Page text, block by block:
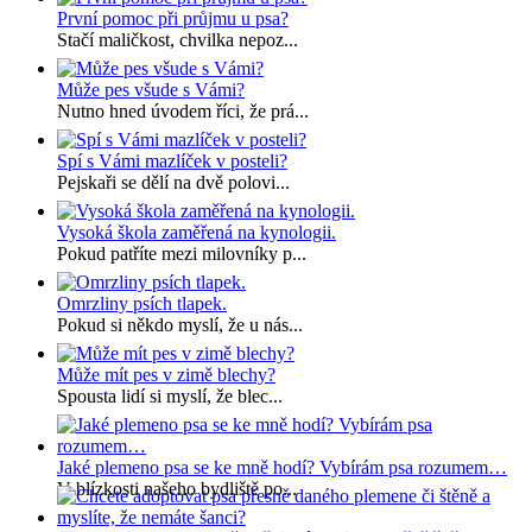
První pomoc při průjmu u psa?
Stačí maličkost, chvilka nepoz...
Může pes všude s Vámi?
Nutno hned úvodem říci, že prá...
Spí s Vámi mazlíček v posteli?
Pejskaři se dělí na dvě polovi...
Vysoká škola zaměřená na kynologii.
Pokud patříte mezi milovníky p...
Omrzliny psích tlapek.
Pokud si někdo myslí, že u nás...
Může mít pes v zimě blechy?
Spousta lidí si myslí, že blec...
Jaké plemeno psa se ke mně hodí? Vybírám psa rozumem…
V blízkosti našeho bydliště po...